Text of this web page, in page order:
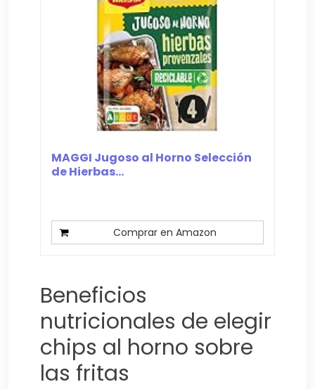
MAGGI Jugoso al Horno Selección
de Hierbas...
Comprar en Amazon
Beneficios
nutricionales de elegir
chips al horno sobre
las fritas